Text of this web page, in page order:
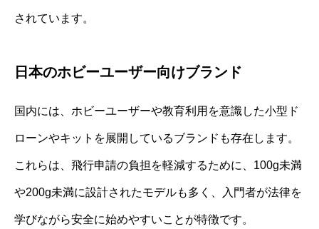
されています。
日本のホビーユーザー向けブランド
国内には、ホビーユーザーや教育利用を意識した小型ド
ローンやキットを展開しているブランドも存在します。
これらは、飛行申請の負担を軽減するために、100g未満
や200g未満に設計されたモデルも多く、入門者が法律を
学びながら安全に始めやすいことが特徴です。